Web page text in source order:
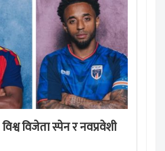
विजेता स्पेन र नवप्रवेशी